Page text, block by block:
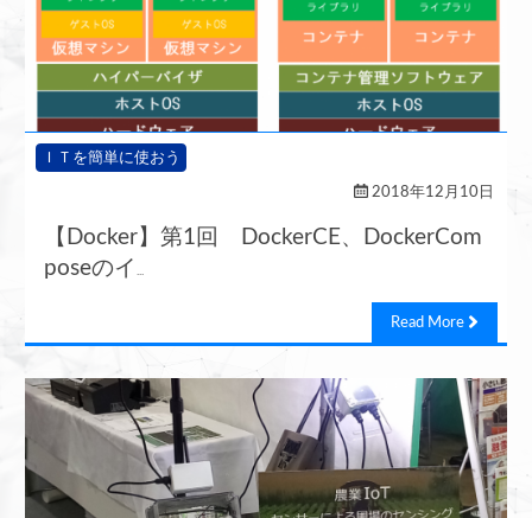
ＩＴを簡単に使おう
2018年12月10日
【Docker】第1回 DockerCE、DockerCom
poseのイ
Read More